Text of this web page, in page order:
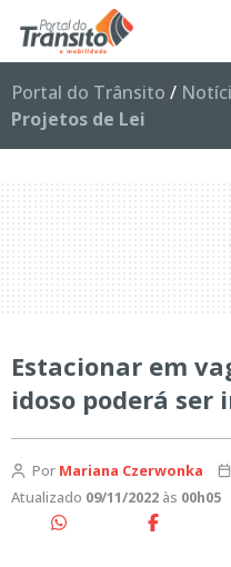
Portal do Trânsito /
Projetos de Lei
Estacionar em
idoso poderá ser
Por Mariana Czerwonka
Atualizado 09/11/2022 às 00h05